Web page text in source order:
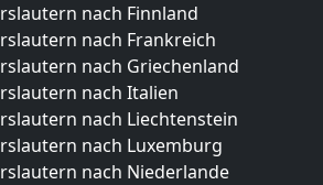
nach Finnland
nach Frankreich
nach Griechenland
nach Italien
nach Liechtenstein
nach Luxemburg
nach Niederlande